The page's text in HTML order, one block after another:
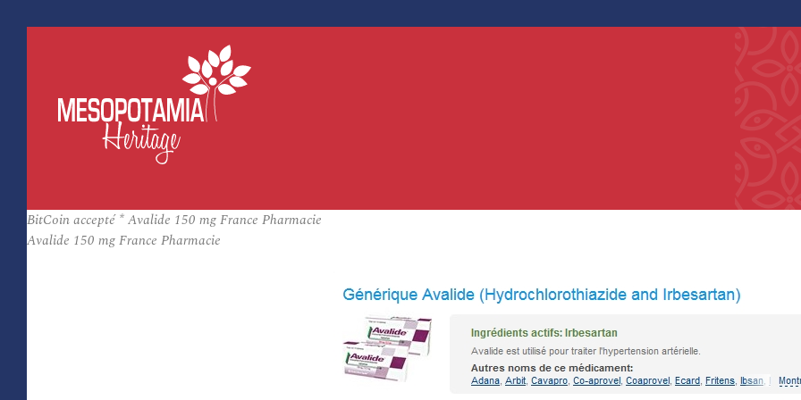
BitCoin accepté * Avalide 150 mg France Pharmacie
Avalide 150 mg France Pharmacie